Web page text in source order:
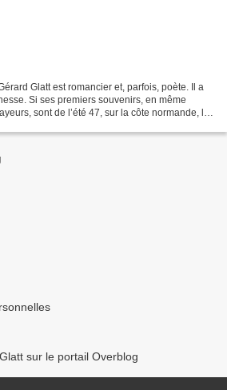
Glatt est romancier et, parfois, poète. Il a
Si ses premiers souvenirs, en même
sont de l’été 47, sur la côte normande, le
sur le portail Overblog